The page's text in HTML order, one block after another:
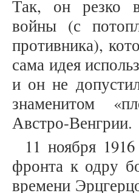
Так, он резко
войны (с
противника),
сама идея
и он не
знаменитом
Австро-Венгрии.
11 ноября
фронта к одру
времени